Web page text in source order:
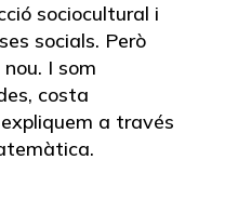
sociocultural i
socials. Però
I som
costa
a través